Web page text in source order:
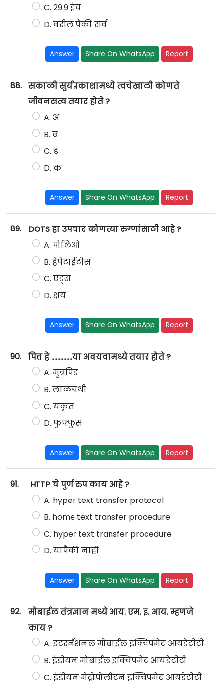
C. 29.9 इंच
D. वरील पैकी सर्व
Answer Share On WhatsApp Report
88. सकाळी सुर्यप्रकाशामध्ये त्वचेखाली कोणते
जीवनसत्व तयार होते ?
A. अ
B. ब
C. ड
D. क
Answer Share On WhatsApp Report
89.
DOTS हा उपचार कोणत्या रुग्णांसाठी आहे ?
A. पोलिओ
B. हेपेटाईटीस
C. एड्स
D. क्षय
Answer Share On WhatsApp Report
90.
पित्त हे ..............या अवयवामध्ये तयार होते ?
A. मुत्रपिंड
B. लाळग्रंथी
C. यकृत
D. फुफ्फुस
Answer Share On WhatsApp Report
91.
HTTP चे पुर्ण रुप काय आहे ?
A. hyper text transfer protocol
B. home text transfer procedure
C. hyper text transfer procedure
D. यापैकी नाही
Answer Share On WhatsApp Report
92.
मोबाईल तंत्रज्ञान मध्ये आय. एम. इ. आय. म्हणजे
काय ?
A. इंटरनॅशनल मोबाईल इक्विपमेंट आयडेंटीटी
B. इंडीयन मोबाईल इक्विपमेंट आयडेंटीटी
C. इंडीयन मेट्रोपोलीटन इक्विपमेंट आयडेंटीटी